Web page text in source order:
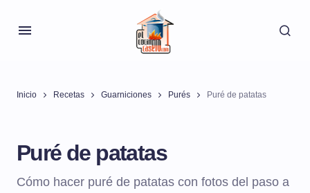
Inicio Recetas Guarniciones Purés Puré de patatas
Puré de patatas
Cómo hacer puré de patatas con fotos del paso a